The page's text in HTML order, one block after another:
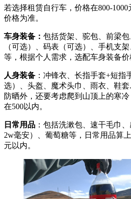
若选择租赁自行车，价格在800-
价格为准。
车身装备： 包括货架、驼包、前梁
（可选）、码表（可选）、手机支
等，根据个人需求，选配车身装备价
人身装备 ：冲锋衣、长指手套+短指
选）、头盔、魔术头巾、雨衣、鞋
防晒外，还要考虑爬到山顶上的寒
在500以内。
日常用品 ：包括洗漱包、速干毛巾
2w毫安）、葡萄糖等，日常用品算
元以内。